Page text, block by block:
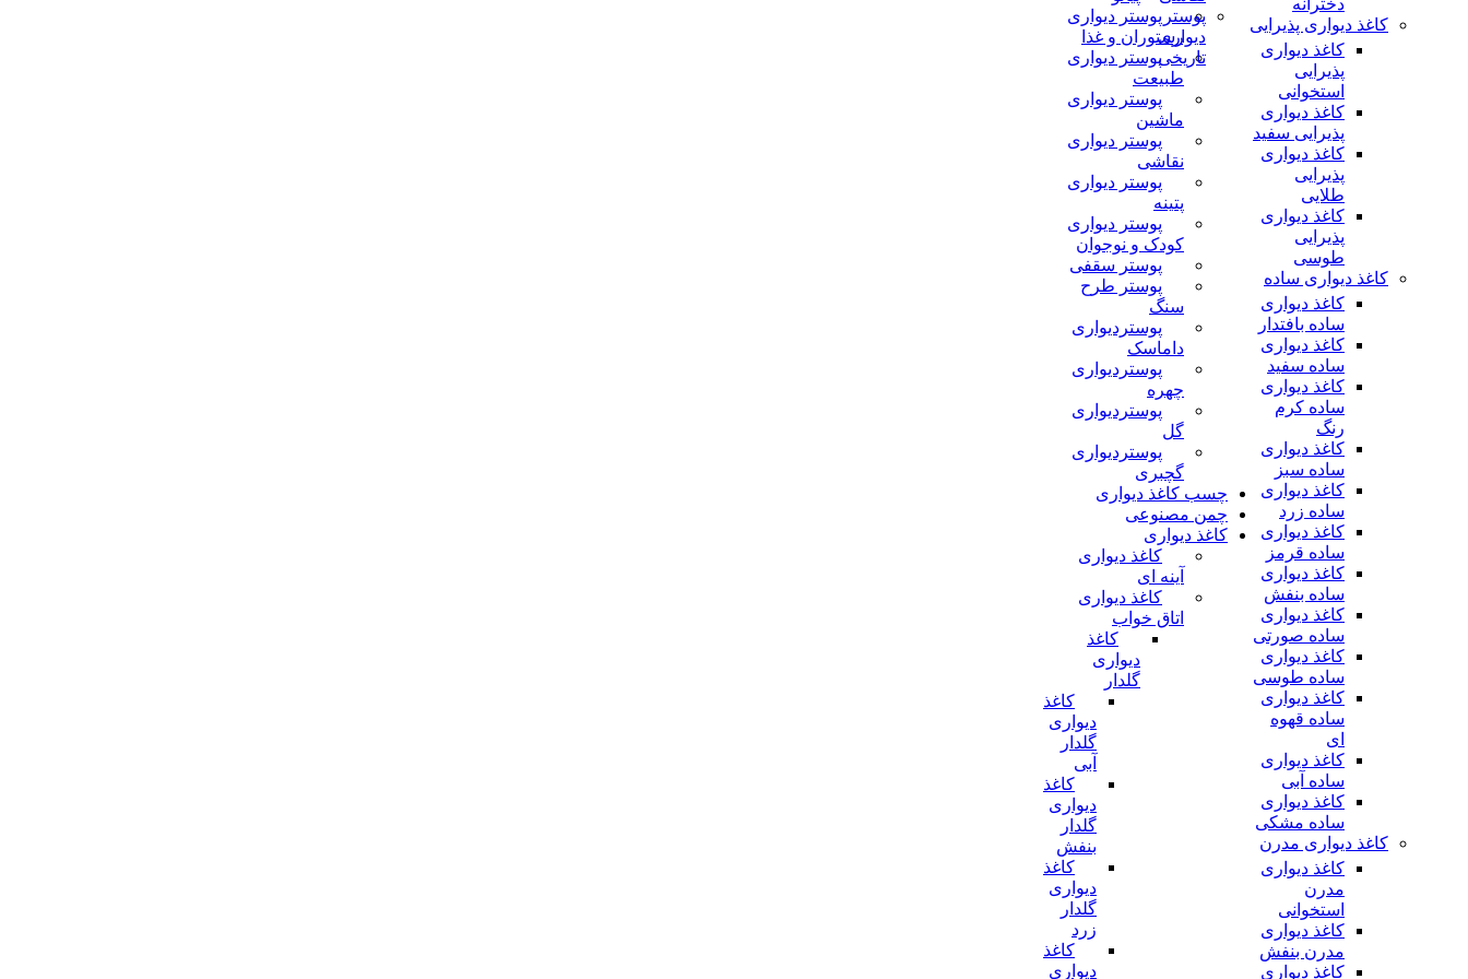
پوستر دیواری
رستوران و غذا
پوستر دیواری
طبیعت
پوستر دیواری
ماشین
پوستر دیواری
نقاشی
پوستر دیواری
پتینه
پوستر دیواری
کودک و نوجوان
پوستر سقفی
پوستر طرح
سنگ
پوستردیواری
داماسک
پوستردیواری
چهره
پوستردیواری
گل
پوستردیواری
گچبری
چسب کاغذ دیواری
چمن مصنوعی
کاغذ دیواری
کاغذ دیواری
آینه ای
کاغذ دیواری
اتاق خواب
کاغذ
دیواری
گلدار
کاغذ
دیواری
گلدار
آبی
کاغذ
دیواری
گلدار
بنفش
کاغذ
دیواری
گلدار
زرد
کاغذ
دیواری
کاغذ دیواری پذیرایی
کاغذ دیواری
پذیرایی
استخوانی
کاغذ دیواری
پذیرایی سفید
کاغذ دیواری
پذیرایی
طلایی
کاغذ دیواری
پذیرایی
طوسی
کاغذ دیواری ساده
کاغذ دیواری
ساده بافتدار
کاغذ دیواری
ساده سفید
کاغذ دیواری
ساده کرم
رنگ
کاغذ دیواری
ساده سبز
کاغذ دیواری
ساده زرد
کاغذ دیواری
ساده قرمز
کاغذ دیواری
ساده بنفش
کاغذ دیواری
ساده صورتی
کاغذ دیواری
ساده طوسی
کاغذ دیواری
ساده قهوه
ای
کاغذ دیواری
ساده آبی
کاغذ دیواری
ساده مشکی
کاغذ دیواری مدرن
کاغذ دیواری
مدرن
استخوانی
کاغذ دیواری
مدرن بنفش
کاغذ دیواری
پوستر
دیواری
تاریخی